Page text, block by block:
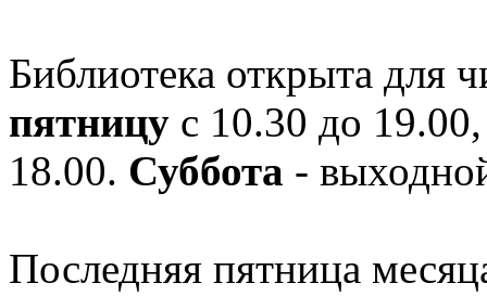
Библиотека открыта для
пятницу с 10.30 до
18.00. Суббота -
Последняя пятница